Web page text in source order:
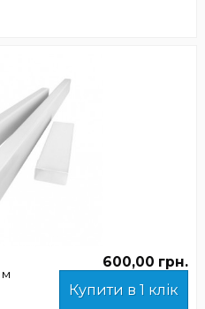
м
600,00 грн.
Купити в 1 клік